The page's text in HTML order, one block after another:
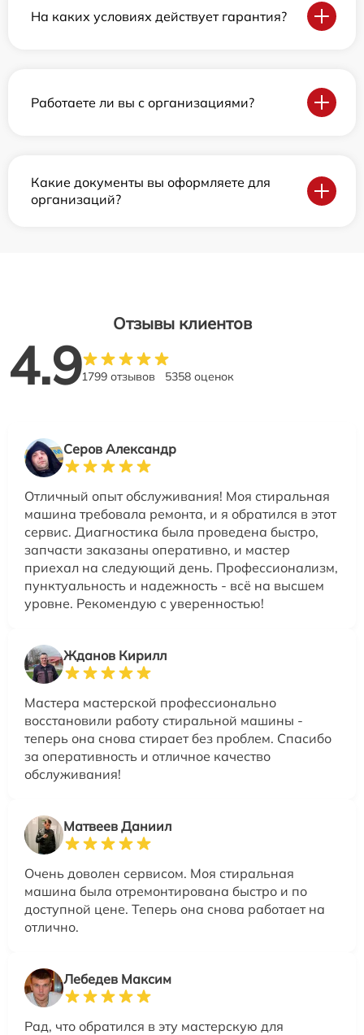
На каких условиях действует гарантия?
Работаете ли вы с организациями?
Какие документы вы оформляете для
организаций?
Отзывы клиентов
4.91799 отзывов 5358 оценок
Серов Александр
Отличный опыт обслуживания! Моя стиральная
машина требовала ремонта, и я обратился в этот
сервис. Диагностика была проведена быстро,
запчасти заказаны оперативно, и мастер
приехал на следующий день. Профессионализм,
пунктуальность и надежность - всё на высшем
уровне. Рекомендую с уверенностью!
Жданов Кирилл
Мастера мастерской профессионально
восстановили работу стиральной машины -
теперь она снова стирает без проблем. Спасибо
за оперативность и отличное качество
обслуживания!
Матвеев Даниил
Очень доволен сервисом. Моя стиральная
машина была отремонтирована быстро и по
доступной цене. Теперь она снова работает на
отлично.
Лебедев Максим
Рад, что обратился в эту мастерскую для